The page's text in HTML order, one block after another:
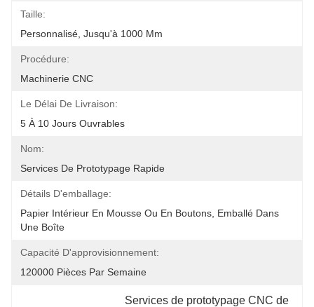
Taille:
Personnalisé, Jusqu'à 1000 Mm
Procédure:
Machinerie CNC
Le Délai De Livraison:
5 À 10 Jours Ouvrables
Nom:
Services De Prototypage Rapide
Détails D'emballage:
Papier Intérieur En Mousse Ou En Boutons, Emballé Dans
Une Boîte
Capacité D'approvisionnement:
120000 Pièces Par Semaine
Services de prototypage CNC de